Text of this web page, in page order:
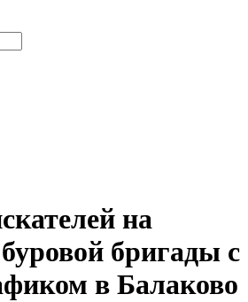
на
бригады с
в Балаково